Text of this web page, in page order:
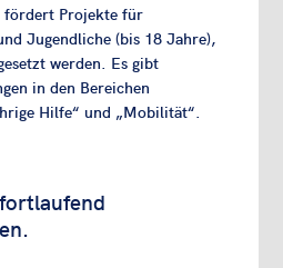
fördert Projekte für
Jugendliche (bis 18 Jahre),
werden. Es gibt
in den Bereichen
Hilfe“ und „Mobilität“.